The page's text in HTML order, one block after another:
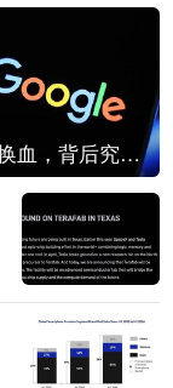
谷歌AI大换血，背后究竟发生了什么？